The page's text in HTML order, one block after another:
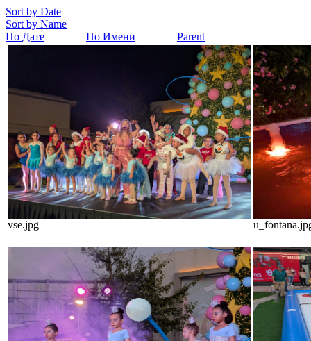
Sort by Date
Sort by Name
По Дате
По Имени Parent
vse.jpg